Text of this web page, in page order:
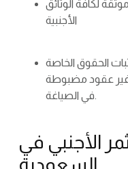
لكافة الوثائق
الأجنبية
الحقوق الخاصة
عقود مضبوطة
في الصياغة.
الأجنبي في
السعودية